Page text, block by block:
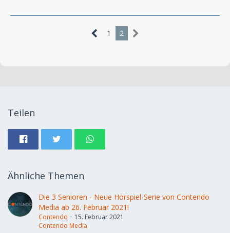
1 2
Teilen
Ähnliche Themen
Die 3 Senioren - Neue Hörspiel-Serie von Contendo
Media ab 26. Februar 2021!
Contendo
15. Februar 2021
Contendo Media